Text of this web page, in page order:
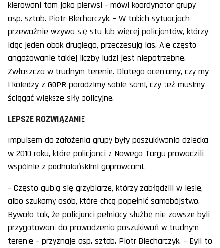
kierowani tam jako pierwsi – mówi koordynator grupy
asp. sztab. Piotr Blecharczyk. – W takich sytuacjach
przeważnie wzywa się stu lub więcej policjantów, którzy
idąc jeden obok drugiego, przeczesują las. Ale często
angażowanie takiej liczby ludzi jest niepotrzebne.
Zwłaszcza w trudnym terenie. Dlatego oceniamy, czy my
i koledzy z GOPR poradzimy sobie sami, czy też musimy
ściągać większe siły policyjne.
LEPSZE ROZWIĄZANIE
Impulsem do założenia grupy były poszukiwania dziecka
w 2010 roku, które policjanci z Nowego Targu prowadzili
wspólnie z podhalańskimi goprowcami.
– Często gubią się grzybiarze, którzy zabłądzili w lesie,
albo szukamy osób, które chcą popełnić samobójstwo.
Bywało tak, że policjanci pełniący służbę nie zawsze byli
przygotowani do prowadzenia poszukiwań w trudnym
terenie – przyznaje asp. sztab. Piotr Blecharczyk. – Byli to